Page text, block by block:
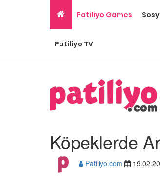
Patiliyo Games
Patiliyo TV
Köpeklerde
Patiliyo.com